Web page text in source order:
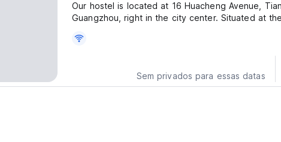
Our hostel is located at 16 Huacheng Avenue,
Guangzhou, right in the city center. Situated at
transportation and an abundance of nearby
Sem privados para essas datas